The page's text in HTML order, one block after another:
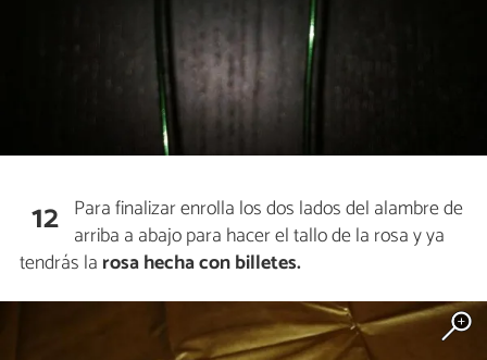
12 Para finalizar enrolla los dos lados del alambre de
arriba a abajo para hacer el tallo de la rosa y ya
tendrás la rosa hecha con billetes.